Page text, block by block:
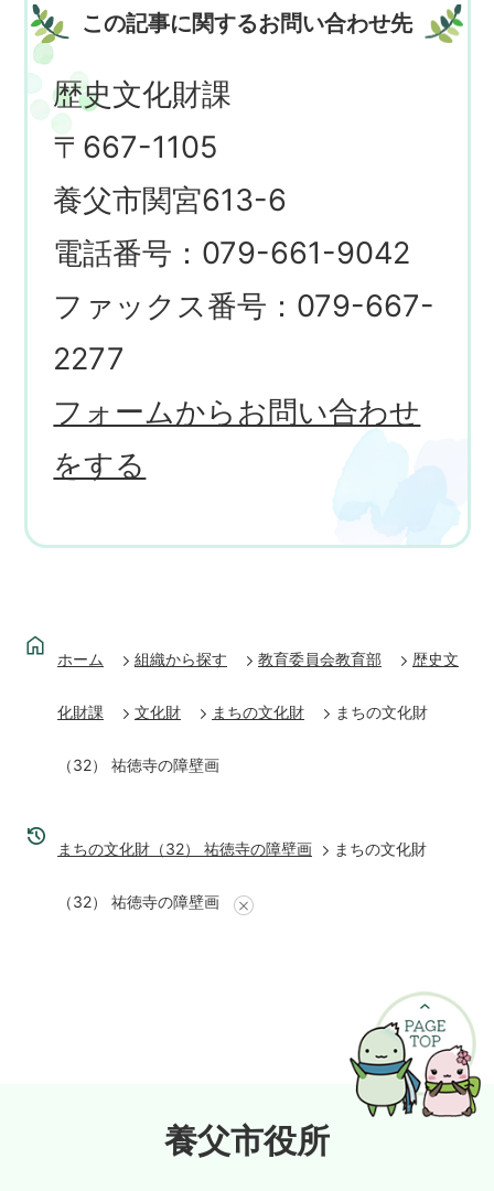
この記事に関するお問い合わせ先
歴史文化財課
〒667-1105
養父市関宮613-6
電話番号：079-661-9042
ファックス番号：079-667-
2277
フォームからお問い合わせ
をする
ホーム 組織から探す 教育委員会教育部 歴史文
化財課 文化財 まちの文化財 まちの文化財
（32） 祐徳寺の障壁画
まちの文化財（32） 祐徳寺の障壁画 まちの文化財
（32） 祐徳寺の障壁画
養父市役所